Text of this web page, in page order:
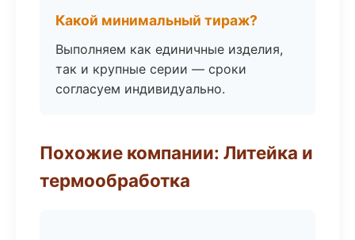
Какой минимальный тираж?
Выполняем как единичные изделия,
так и крупные серии — сроки
согласуем индивидуально.
Похожие компании: Литейка и
термообработка